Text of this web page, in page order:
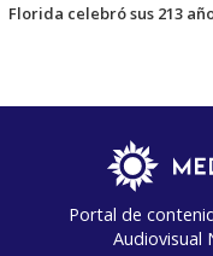
Florida celebró sus 213
Portal de
Audiovisual